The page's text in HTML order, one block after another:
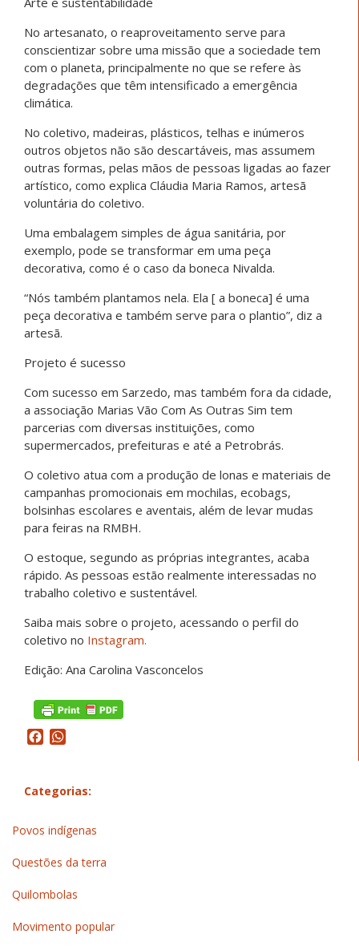
No artesanato, o reaproveitamento serve para
conscientizar sobre uma missão que a sociedade tem
com o planeta, principalmente no que se refere às
degradações que têm intensificado a emergência
climática.
No coletivo, madeiras, plásticos, telhas e inúmeros
outros objetos não são descartáveis, mas assumem
outras formas, pelas mãos de pessoas ligadas ao fazer
artístico, como explica Cláudia Maria Ramos, artesã
voluntária do coletivo.
Uma embalagem simples de água sanitária, por
exemplo, pode se transformar em uma peça
decorativa, como é o caso da boneca Nivalda.
“Nós também plantamos nela. Ela [ a boneca] é uma
peça decorativa e também serve para o plantio”, diz a
artesã.
Projeto é sucesso
Com sucesso em Sarzedo, mas também fora da cidade,
a associação Marias Vão Com As Outras Sim tem
parcerias com diversas instituições, como
supermercados, prefeituras e até a Petrobrás.
O coletivo atua com a produção de lonas e materiais de
campanhas promocionais em mochilas, ecobags,
bolsinhas escolares e aventais, além de levar mudas
para feiras na RMBH.
O estoque, segundo as próprias integrantes, acaba
rápido. As pessoas estão realmente interessadas no
trabalho coletivo e sustentável.
Saiba mais sobre o projeto, acessando o perfil do
coletivo no Instagram.
Edição: Ana Carolina Vasconcelos
Facebook
Categorias:
Povos indígenas
Questões da terra
Quilombolas
Movimento popular